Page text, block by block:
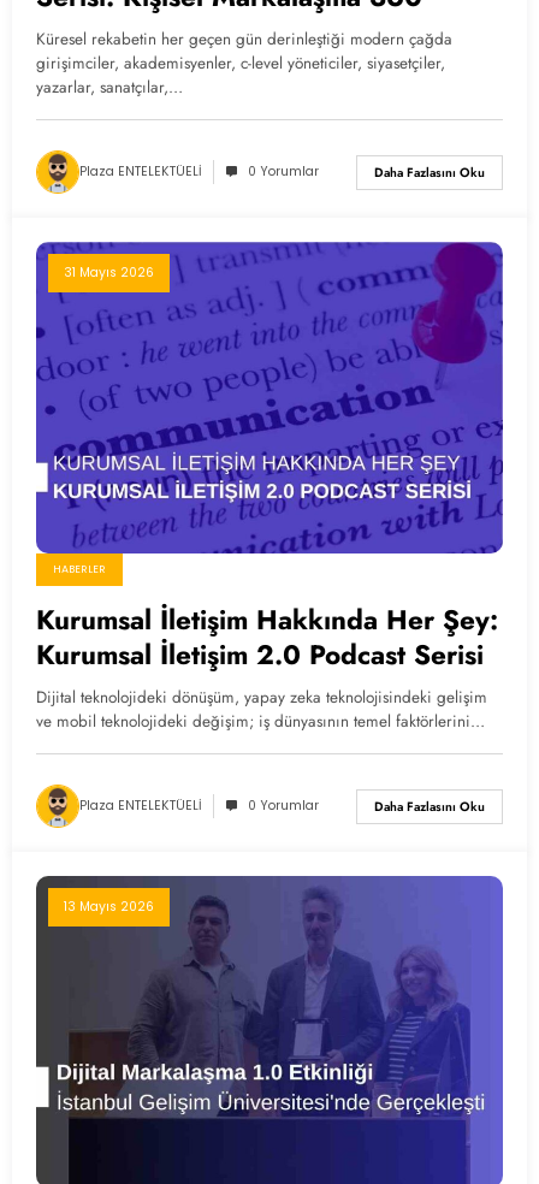
Küresel rekabetin her geçen gün derinleştiği modern çağda
girişimciler, akademisyenler, c-level yöneticiler, siyasetçiler,
yazarlar, sanatçılar,…
Plaza ENTELEKTÜELİ 0 Yorumlar Daha Fazlasını Oku
31 Mayıs 2026
HABERLER
Kurumsal İletişim Hakkında Her Şey:
Kurumsal İletişim 2.0 Podcast Serisi
Dijital teknolojideki dönüşüm, yapay zeka teknolojisindeki gelişim
ve mobil teknolojideki değişim; iş dünyasının temel faktörlerini…
Plaza ENTELEKTÜELİ 0 Yorumlar Daha Fazlasını Oku
13 Mayıs 2026